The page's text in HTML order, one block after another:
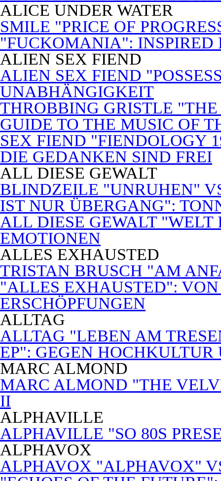
ALICE UNDER WATER
SMILE "PRICE OF
"FUCKOMANIA": INSPIRED
ALIEN SEX FIEND
ALIEN SEX FIEND
UNABHÄNGIGKEIT
THROBBING GRISTLE
GUIDE TO THE MUSIC OF
SEX FIEND "FIENDOLOGY
DIE GEDANKEN SIND FREI
ALL DIESE GEWALT
BLINDZEILE "UNRUHEN"
IST NUR ÜBERGANG":
ALL DIESE GEWALT
EMOTIONEN
ALLES EXHAUSTED
TRISTAN BRUSCH "AM
"ALLES EXHAUSTED":
ERSCHÖPFUNGEN
ALLTAG
ALLTAG "LEBEN AM
EP": GEGEN
MARC ALMOND
MARC ALMOND "THE
II
ALPHAVILLE
ALPHAVILLE "SO 80S
ALPHAVOX
ALPHAVOX "ALPHAVOX"